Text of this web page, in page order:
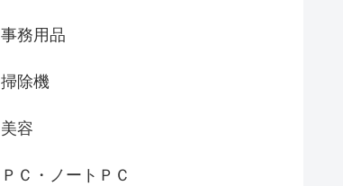
事務用品
掃除機
美容
ＰＣ・ノートＰＣ